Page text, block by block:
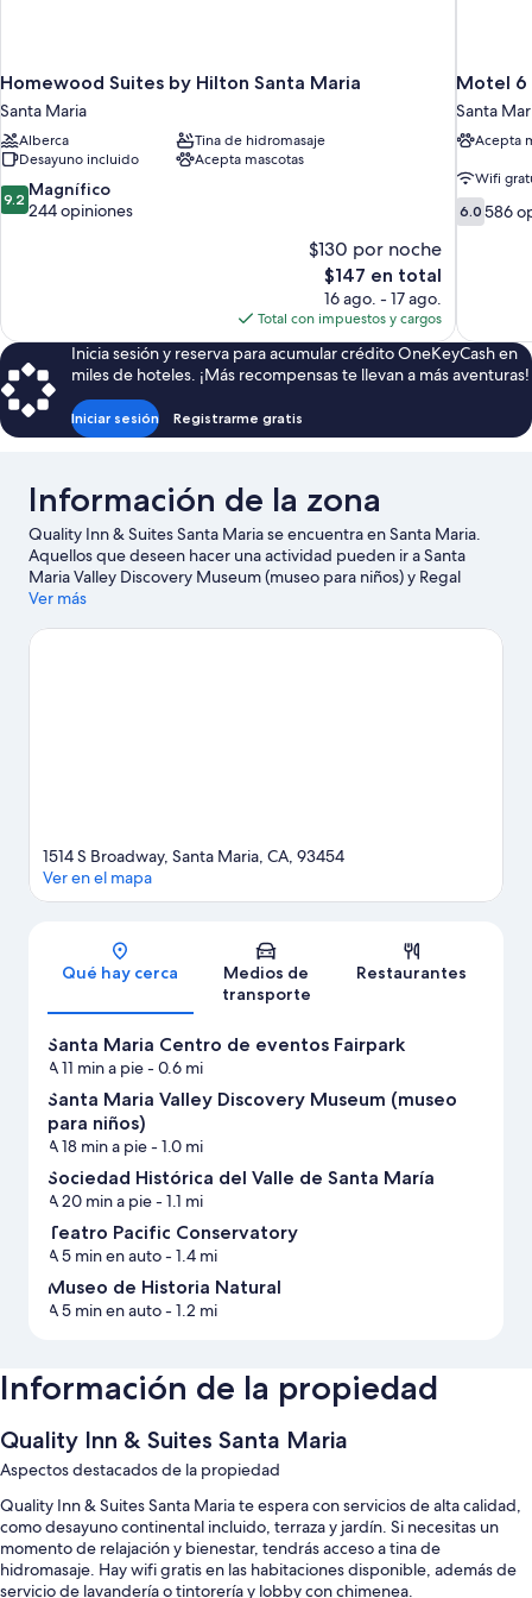
Homewood Suites by Hilton Santa Maria
Santa Maria
Alberca
Tina de hidromasaje
Desayuno incluido
Acepta mascotas
9.2
de
9.2 Magnífico
244 opiniones
$130 por noche
El
precio
actual
es
de
$147
$147 en total
16 ago. - 17 ago.
Total con impuestos y cargos
Motel 6
Santa
Acepta
Wifi
6.0
de
6.0 586
Inicia sesión y reserva para acumular crédito OneKeyCash en
miles de hoteles. ¡Más recompensas te llevan a más aventuras!
Iniciar sesión Registrarme gratis
Información de la zona
Quality Inn & Suites Santa Maria se encuentra en Santa Maria.
Aquellos que deseen hacer una actividad pueden ir a Santa
Maria Valley Discovery Museum (museo para niños) y Regal
Edwards Santa Maria & RPX, mientras que quienes deseen
Maria Centro de eventos Fairpark y Museo de Historia Natural.
Ver más
Sección del mapa
1514 S Broadway, Santa Maria, CA, 93454
Ver en el mapa
Qué hay cerca
Medios de
transporte
Restaurantes
Santa Maria Centro de eventos Fairpark
A 11 min a pie- 0.6 mi
Santa Maria Valley Discovery Museum (museo
para niños)
A 18 min a pie- 1.0 mi
Sociedad Histórica del Valle de Santa María
A 20 min a pie- 1.1 mi
Teatro Pacific Conservatory
A 5 min en auto- 1.4 mi
Museo de Historia Natural
A 5 min en auto- 1.2 mi
Información de la propiedad
Quality Inn & Suites Santa Maria
Aspectos destacados de la propiedad
Quality Inn & Suites Santa Maria te espera con servicios de alta calidad,
como desayuno continental incluido, terraza y jardín. Si necesitas un
momento de relajación y bienestar, tendrás acceso a tina de
hidromasaje. Hay wifi gratis en las habitaciones disponible, además de
servicio de lavandería o tintorería y lobby con chimenea.